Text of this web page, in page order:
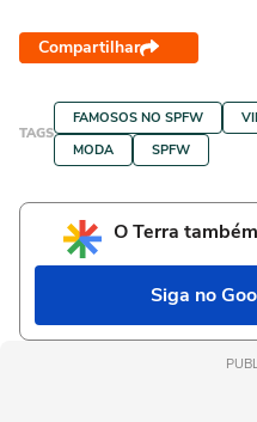
Compartilhar
TAGS
FAMOSOS NO SPFW
MODA
SPFW
O Terra
Siga no